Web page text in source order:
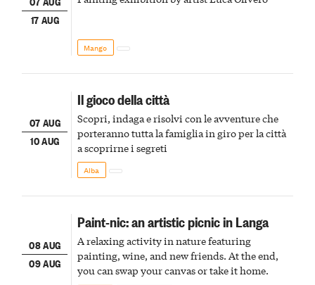
17 AUG
Mango
07 AUG
10 AUG
Il gioco della città
Scopri, indaga e risolvi con le avventure che
porteranno tutta la famiglia in giro per la città
a scoprirne i segreti
Alba
08 AUG
09 AUG
Paint-nic: an artistic picnic in Langa
A relaxing activity in nature featuring
painting, wine, and new friends. At the end,
you can swap your canvas or take it home.